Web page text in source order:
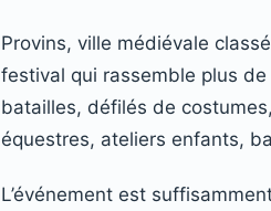
Provins, ville médiévale
festival qui rassemble plus de
batailles, défilés de
équestres, ateliers enfants,
L’événement est